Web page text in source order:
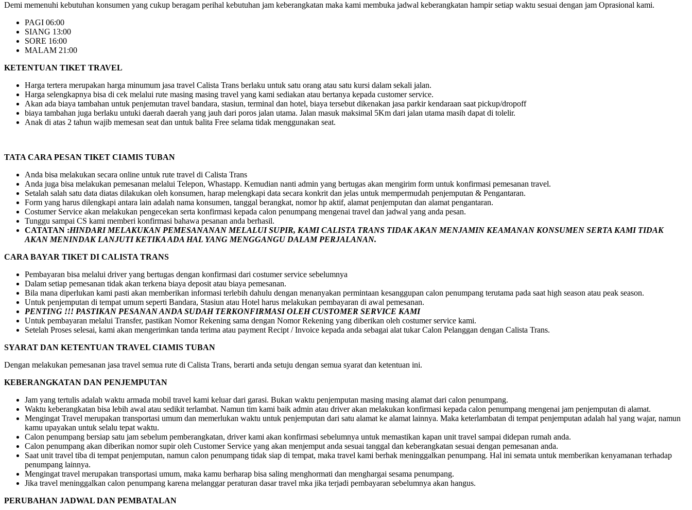
Demi memenuhi kebutuhan konsumen yang cukup beragam perihal kebutuhan jam keberangkatan maka kami membuka jadwal keberangkatan hampir setiap waktu sesuai dengan jam Oprasional kami.
PAGI 06:00
SIANG 13:00
SORE 16:00
MALAM 21:00
KETENTUAN TIKET TRAVEL
Harga tertera merupakan harga minumum jasa travel Calista Trans berlaku untuk satu orang atau satu kursi dalam sekali jalan.
Harga selengkapnya bisa di cek melalui rute masing masing travel yang kami sediakan atau bertanya kepada customer service.
Akan ada biaya tambahan untuk penjemutan travel bandara, stasiun, terminal dan hotel, biaya tersebut dikenakan jasa parkir kendaraan saat pickup/dropoff
biaya tambahan juga berlaku untuki daerah daerah yang jauh dari poros jalan utama. Jalan masuk maksimal 5Km dari jalan utama masih dapat di tolelir.
Anak di atas 2 tahun wajib memesan seat dan untuk balita Free selama tidak menggunakan seat.
TATA CARA PESAN TIKET CIAMIS TUBAN
Anda bisa melakukan secara online untuk rute travel di Calista Trans
Anda juga bisa melakukan pemesanan melalui Telepon, Whastapp. Kemudian nanti admin yang bertugas akan mengirim form untuk konfirmasi pemesanan travel.
Setalah salah satu data diatas dilakukan oleh konsumen, harap melengkapi data secara konkrit dan jelas untuk mempermudah penjemputan & Pengantaran.
Form yang harus dilengkapi antara lain adalah nama konsumen, tanggal berangkat, nomor hp aktif, alamat penjemputan dan alamat pengantaran.
Costumer Service akan melakukan pengecekan serta konfirmasi kepada calon penumpang mengenai travel dan jadwal yang anda pesan.
Tunggu sampai CS kami memberi konfirmasi bahawa pesanan anda berhasil.
CATATAN :HINDARI MELAKUKAN PEMESANANAN MELALUI SUPIR, KAMICALISTA TRANS TIDAK AKAN MENJAMIN KEAMANAN KONSUMEN SERTA KAMI TIDAK
AKAN MENINDAK LANJUTI KETIKA ADA HAL YANG MENGGANGU DALAM PERJALANAN.
CARA BAYAR TIKET DI CALISTA TRANS
Pembayaran bisa melalui driver yang bertugas dengan konfirmasi dari costumer service sebelumnya
Dalam setiap pemesanan tidak akan terkena biaya deposit atau biaya pemesanan.
Bila mana diperlukan kami pasti akan memberikan informasi terlebih dahulu dengan menanyakan permintaan kesanggupan calon penumpang terutama pada saat high season atau peak season.
Untuk penjemputan di tempat umum seperti Bandara, Stasiun atau Hotel harus melakukan pembayaran di awal pemesanan.
PENTING !!! PASTIKAN PESANAN ANDA SUDAH TERKONFIRMASI OLEH CUSTOMER SERVICE KAMI
Untuk pembayaran melalui Transfer, pastikan Nomor Rekening sama dengan Nomor Rekening yang diberikan oleh costumer service kami.
Setelah Proses selesai, kami akan mengerimkan tanda terima atau payment Recipt / Invoice kepada anda sebagai alat tukar Calon Pelanggan dengan Calista Trans.
SYARAT DAN KETENTUAN TRAVEL CIAMIS TUBAN
Dengan melakukan pemesanan jasa travel semua rute di Calista Trans, berarti anda setuju dengan semua syarat dan ketentuan ini.
KEBERANGKATAN DAN PENJEMPUTAN
Jam yang tertulis adalah waktu armada mobil travel kami keluar dari garasi. Bukan waktu penjemputan masing masing alamat dari calon penumpang.
Waktu keberangkatan bisa lebih awal atau sedikit terlambat. Namun tim kami baik admin atau driver akan melakukan konfirmasi kepada calon penumpang mengenai jam penjemputan di alamat.
Mengingat Travel merupakan transportasi umum dan memerlukan waktu untuk penjemputan dari satu alamat ke alamat lainnya. Maka keterlambatan di tempat penjemputan adalah hal yang wajar, namun
kamu upayakan untuk selalu tepat waktu.
Calon penumpang bersiap satu jam sebelum pemberangkatan, driver kami akan konfirmasi sebelumnya untuk memastikan kapan unit travel sampai didepan rumah anda.
Calon penumpang akan diberikan nomor supir oleh Customer Service yang akan menjemput anda sesuai tanggal dan keberangkatan sesuai dengan pemesanan anda.
Saat unit travel tiba di tempat penjemputan, namun calon penumpang tidak siap di tempat, maka travel kami berhak meninggalkan penumpang. Hal ini semata untuk memberikan kenyamanan terhadap
penumpang lainnya.
Mengingat travel merupakan transportasi umum, maka kamu berharap bisa saling menghormati dan menghargai sesama penumpang.
Jika travel meninggalkan calon penumpang karena melanggar peraturan dasar travel mka jika terjadi pembayaran sebelumnya akan hangus.
PERUBAHAN JADWAL DAN PEMBATALAN